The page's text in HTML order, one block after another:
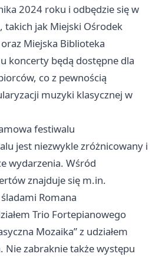
2024 roku i odbędzie się w
takich jak Miejski Ośrodek
Miejska Biblioteka
koncerty będą dostępne dla
co z pewnością
muzyki klasycznej w
festiwalu
jest niezwykle zróżnicowany i
wydarzenia. Wśród
znajduje się m.in.
Romana
Trio Fortepianowego
Mozaika” z udziałem
Nie zabraknie także występu